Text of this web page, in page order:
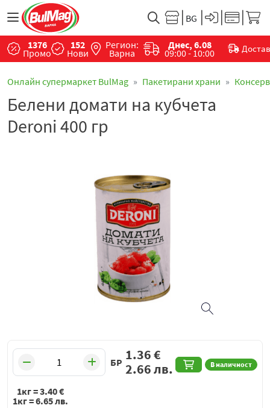
1376
Промо
152
Нови
Регион:
Варна
Днес, 6.08
09:00 - 10:00
Онлайн супермаркет BulMag Пакетирани храни
Белени домати на кубчета
Deroni 400 гр
БР В наличност
1.36€
2.66лв.
1кг =3.40€
1кг =6.65лв.